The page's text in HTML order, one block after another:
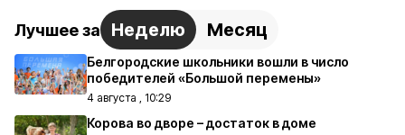
Лучшее за Неделю Месяц
Белгородские школьники вошли в число
победителей «Большой перемены»
4 августа , 10:29
Корова во дворе – достаток в доме